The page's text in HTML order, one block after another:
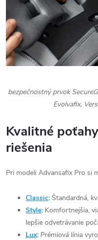
bezpečnostný prvok
Evolvafix,
Kvalitné
riešenia
Pri modeli Advansafix Pro si
Classic: Štandardná,
Style: Komfortnejšia,
lepšie odvetrávanie
Lux: Prémiová línia